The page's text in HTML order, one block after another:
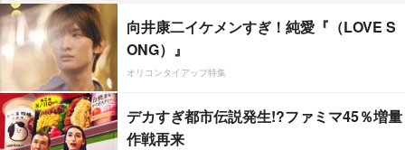
向井康二イケメンすぎ！純愛『（LOVE S
ONG）』
オリコンタイアップ特集
デカすぎ都市伝説発生!?ファミマ45％増量
作戦再来